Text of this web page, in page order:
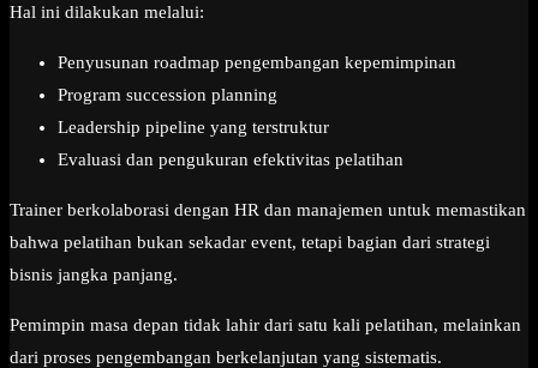
Hal ini dilakukan melalui:
Penyusunan roadmap pengembangan kepemimpinan
Program succession planning
Leadership pipeline yang terstruktur
Evaluasi dan pengukuran efektivitas pelatihan
Trainer berkolaborasi dengan HR dan manajemen untuk memastikan
bahwa pelatihan bukan sekadar event, tetapi bagian dari strategi
bisnis jangka panjang.
Pemimpin masa depan tidak lahir dari satu kali pelatihan, melainkan
dari proses pengembangan berkelanjutan yang sistematis.